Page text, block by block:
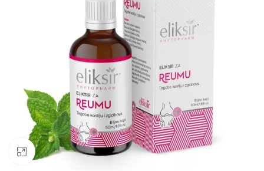
Click to enlarge